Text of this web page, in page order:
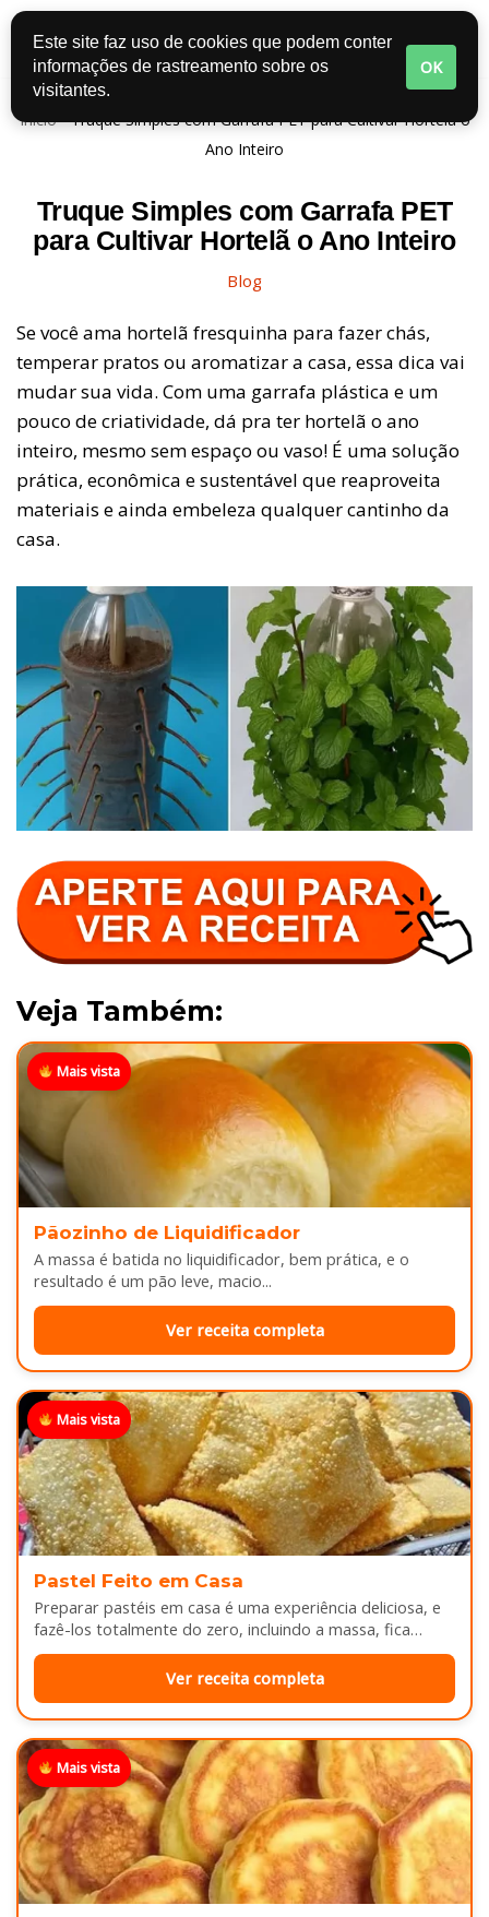
Pular
para
o
Início-Truque Simples com Garrafa PET para Cultivar Hortelã o
Ano Inteiro
Truque Simples com Garrafa PET
para Cultivar Hortelã o Ano Inteiro
Blog
Se você ama hortelã fresquinha para fazer chás,
temperar pratos ou aromatizar a casa, essa dica vai
mudar sua vida. Com uma garrafa plástica e um
pouco de criatividade, dá pra ter hortelã o ano
inteiro, mesmo sem espaço ou vaso! É uma solução
prática, econômica e sustentável que reaproveita
materiais e ainda embeleza qualquer cantinho da
casa.
Veja Também:
Mais vista
Pãozinho de Liquidificador
A massa é batida no liquidificador, bem prática, e o
resultado é um pão leve, macio...
Ver receita completa
Mais vista
Pastel Feito em Casa
Preparar pastéis em casa é uma experiência deliciosa, e
fazê-los totalmente do zero, incluindo a massa, fica
melhor ainda...
Ver receita completa
Mais vista
Este site faz uso de cookies que podem conter
informações de rastreamento sobre os
visitantes.
OK